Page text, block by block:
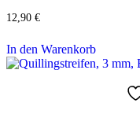
12,90 €
In den Warenkorb